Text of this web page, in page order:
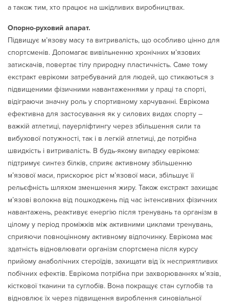
а також тим, хто працює на шкідливих виробництвах.
Опорно-руховий апарат.
Підвищує м’язову масу та витривалість, що особливо цінно для
спортсменів. Допомагає вивільненню хронічних м’язових
затискачів, повертає тілу природну пластичність. Саме тому
екстракт еврікоми затребуваний для людей, що стикаються з
підвищеними фізичними навантаженнями у праці та спорті,
відіграючи значну роль у спортивному харчуванні. Еврікома
ефективна для застосування як у силових видах спорту –
важкій атлетиці, пауерліфтингу через збільшення сили та
вибухової потужності, так і в легкій атлетиці, де потрібна
швидкість і витривалість. В будь-якому випадку еврікома:
підтримує синтез білків, сприяє активному збільшенню
м’язової маси, прискорює ріст м’язової маси, збільшує її
рельєфність шляхом зменшення жиру. Також екстракт захищає
м’язові волокна від пошкоджень під час інтенсивних фізичних
навантажень, реактивує енергію після тренувань та організм в
цілому у період проміжків між активними циклами тренувань,
сприяючи повноцінному активному відпочинку. Еврікома має
здатність відновлювати організм спортсмена після курсу
прийому анаболічних стероїдів, захищати від їх несприятливих
побічних ефектів. Еврікома потрібна при захворюваннях м’язів,
кісткової тканини та суглобів. Вона покращує стан суглобів та
відновлює їх через підвищення вироблення синовіальної